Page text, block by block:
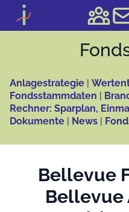
Anlagestrategie |
Fondsstammdaten |
Rechner: Sparplan,
Dokumente | News |
Bellevue
Bellevue